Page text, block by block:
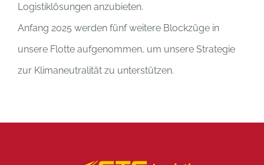
Logistiklösungen anzubieten.
Anfang 2025 werden fünf weitere Blockzüge in
unsere Flotte aufgenommen, um unsere Strategie
zur Klimaneutralität zu unterstützen.